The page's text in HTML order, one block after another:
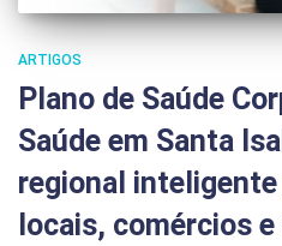
ARTIGOS
Plano de Saúde
Saúde em Santa
regional
locais, comércios